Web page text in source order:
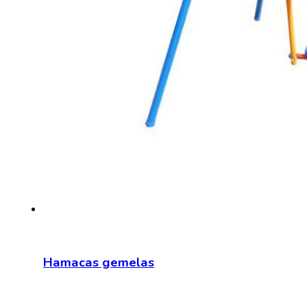
Hamacas gemelas